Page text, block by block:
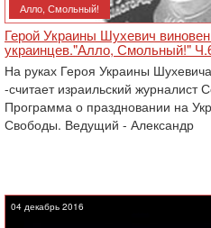
Алло, Смольный!
Герой Украины Шухевич
украинцев."Алло, Смольный!"
На руках Героя Украины
-считает израильский журналист
Программа о праздновании на
Свободы. Ведущий - Александр
04 декабрь 2016